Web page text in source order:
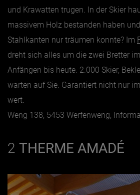
und Krawatten trugen. In der Skier
massivem Holz bestanden haben
Stahlkanten nur träumen konnte? Im
dreht sich alles um die zwei Bretter
Anfängen bis heute. 2.000 Skier,
warten auf Sie. Garantiert nicht nur
wert.
Weng 138, 5453 Werfenweng,
2 THERME AMADÉ